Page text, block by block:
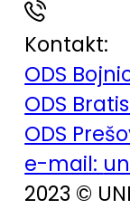
Kontakt:
ODS
ODS
ODS
e-mail:
2023 ©